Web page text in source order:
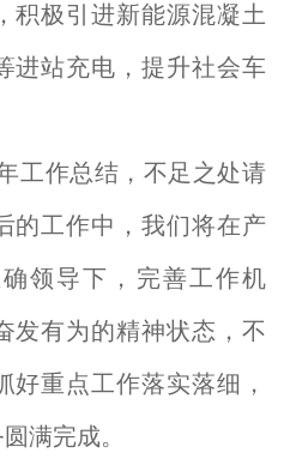
积极引进新能源混凝土
进站充电，提升社会车
工作总结，不足之处请
的工作中，我们将在产
领导下，完善工作机
发有为的精神状态，不
好重点工作落实落细，
满完成。